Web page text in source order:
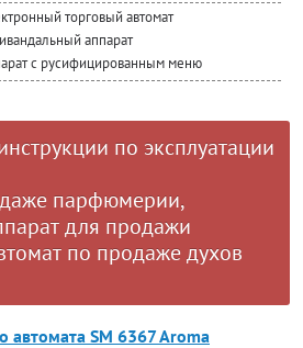
торговый автомат
аппарат
с русифицированным меню
по эксплуатации
парфюмерии,
для продажи
по продаже духов
автомата SM 6367 Aroma